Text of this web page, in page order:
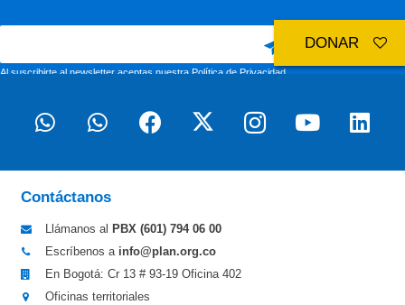
Al suscribirte al newsletter aceptas nuestraPolítica de Privacidad
Contáctanos
Llámanos al PBX (601) 794 06 00
Escríbenos a info@plan.org.co
En Bogotá: Cr 13 # 93-19 Oficina 402
Oficinas territoriales
DONAR